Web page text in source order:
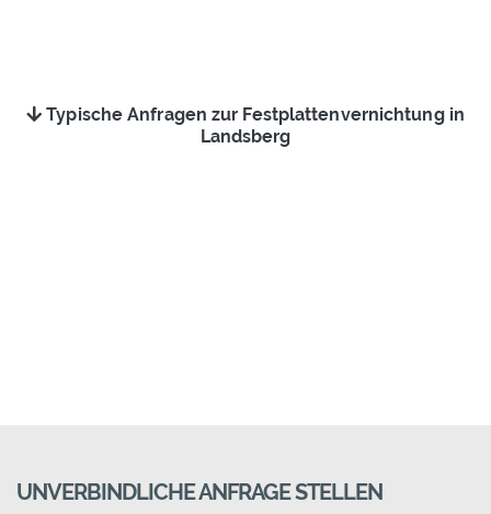
Typische Anfragen zur Festplattenvernichtung in
Landsberg
UNVERBINDLICHE ANFRAGE STELLEN